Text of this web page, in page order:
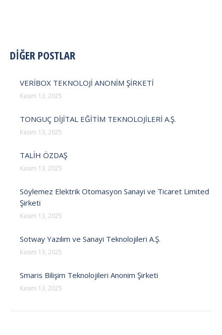
POST
DİĞER POSTLAR
VERİBOX TEKNOLOJİ ANONİM ŞİRKETİ
Kasım 13, 2025
TONGUÇ DİJİTAL EĞİTİM TEKNOLOJİLERİ A.Ş.
Kasım 13, 2025
TALİH ÖZDAŞ
Kasım 13, 2025
Söylemez Elektrik Otomasyon Sanayi ve Ticaret Limited
Şirketi
Kasım 13, 2025
Sotway Yazılım ve Sanayi Teknolojileri A.Ş.
Kasım 13, 2025
Smaris Bilişim Teknolojileri Anonim Şirketi
Kasım 13, 2025